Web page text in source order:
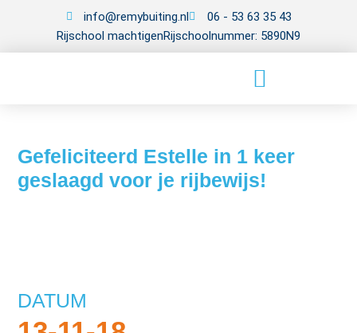
info@remybuiting.nl
06 - 53 63 35 43
Rijschool machtigenRijschoolnummer: 5890N9
Gefeliciteerd Estelle in 1 keer
geslaagd voor je rijbewijs!
DATUM